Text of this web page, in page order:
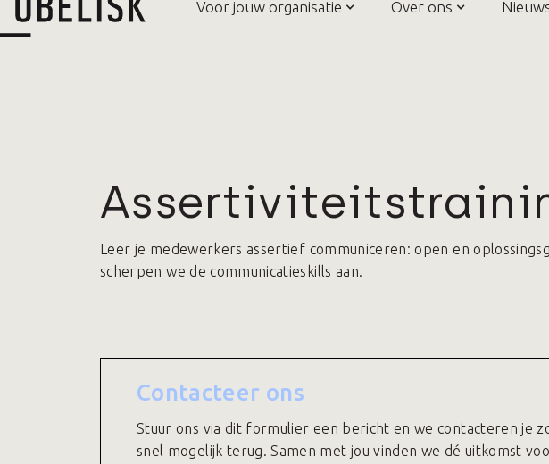
Voor jouw organisatie Over ons
Leer je medewerkers assertief communiceren: open en
scherpen we de communicatieskills aan.
Contacteer ons
Stuur ons via dit formulier een bericht en we contacteren je
snel mogelijk terug. Samen met jou vinden we dé uitkomst